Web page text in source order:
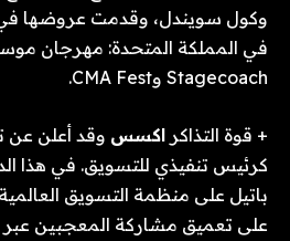
في المملكة المتحدة: مهرجان
Stagecoach وCMA Fest.
+ قوة التذاكر اكسس وقد أعلن عن
كرئيس تنفيذي للتسويق. في هذا
على تعميق مشاركة المعجبين عبر